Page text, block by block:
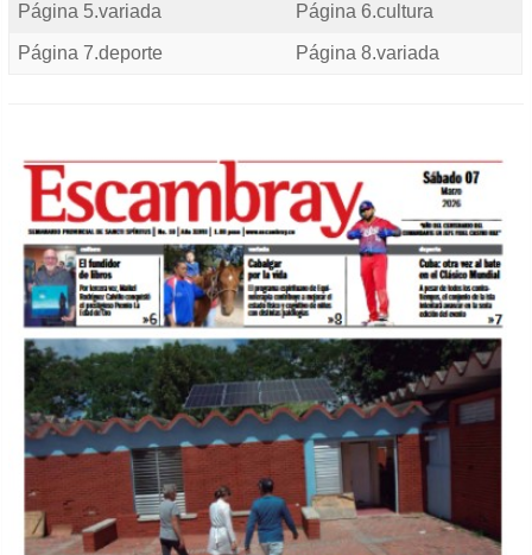
Página 5.variada Página 6.cultura
Página 7.deporte Página 8.variada